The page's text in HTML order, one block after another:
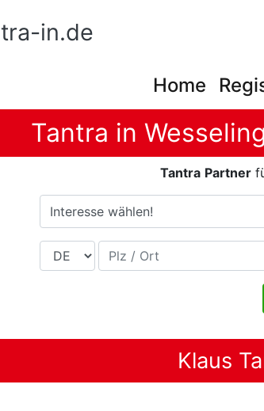
in.de
Home
Tantra in
Tantra Partner
Interesse wählen!
Land Plz / Ort
Klaus